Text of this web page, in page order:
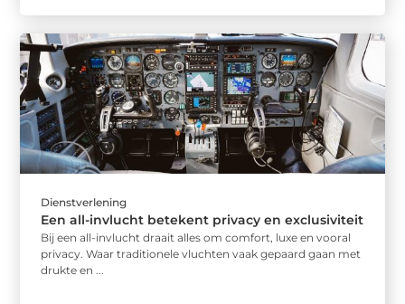
Dienstverlening
Een all-invlucht betekent privacy en exclusiviteit
Bij een all-invlucht draait alles om comfort, luxe en vooral
privacy. Waar traditionele vluchten vaak gepaard gaan met
drukte en ...